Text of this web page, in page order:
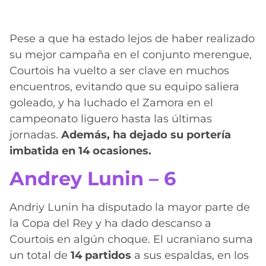
Pese a que ha estado lejos de haber realizado
su mejor campaña en el conjunto merengue,
Courtois ha vuelto a ser clave en muchos
encuentros, evitando que su equipo saliera
goleado, y ha luchado el Zamora en el
campeonato liguero hasta las últimas
jornadas. Además, ha dejado su portería
imbatida en 14 ocasiones.
Andrey Lunin – 6
Andriy Lunin ha disputado la mayor parte de
la Copa del Rey y ha dado descanso a
Courtois en algún choque. El ucraniano suma
un total de 14 partidos a sus espaldas, en los